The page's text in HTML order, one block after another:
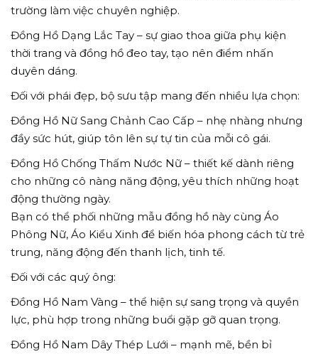
trường làm việc chuyên nghiệp.
Đồng Hồ Dạng Lắc Tay – sự giao thoa giữa phụ kiện
thời trang và đồng hồ đeo tay, tạo nên điểm nhấn
duyên dáng.
Đối với phái đẹp, bộ sưu tập mang đến nhiều lựa chọn:
Đồng Hồ Nữ Sang Chảnh Cao Cấp – nhẹ nhàng nhưng
đầy sức hút, giúp tôn lên sự tự tin của mỗi cô gái.
Đồng Hồ Chống Thấm Nước Nữ – thiết kế dành riêng
cho những cô nàng năng động, yêu thích những hoạt
động thường ngày.
Bạn có thể phối những mẫu đồng hồ này cùng Áo
Phông Nữ, Áo Kiểu Xinh để biến hóa phong cách từ trẻ
trung, năng động đến thanh lịch, tinh tế.
Đối với các quý ông:
Đồng Hồ Nam Vàng – thể hiện sự sang trọng và quyền
lực, phù hợp trong những buổi gặp gỡ quan trọng.
Đồng Hồ Nam Dây Thép Lưới – mạnh mẽ, bền bỉ